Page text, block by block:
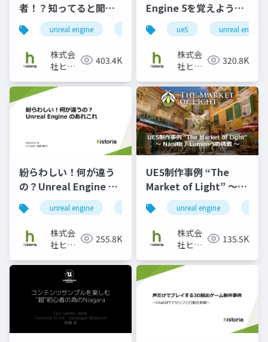
者！？知ってると開発
が楽になる便利機能を
紹介 - DataAsset,
Subsystem,
GameplayAbility編 -
unreal engine unreal engine 4
株式会
社ヒス
403.4K
Engine 5を覚えよう！
夏までにUE5を習得す
るための第一歩を教え
ます！
ue5 unreal engine5
株式会
社ヒス
320.8K
紛らわしい！何が違う
の？Unreal Engine の
あれこれunreal engine エンジニア
株式会
社ヒス
255.8K
UE5制作事例 “The
Market of Light” ～
Nanite／Lumenへの挑
戦～
unreal engine
株式会
社ヒス
135.5K